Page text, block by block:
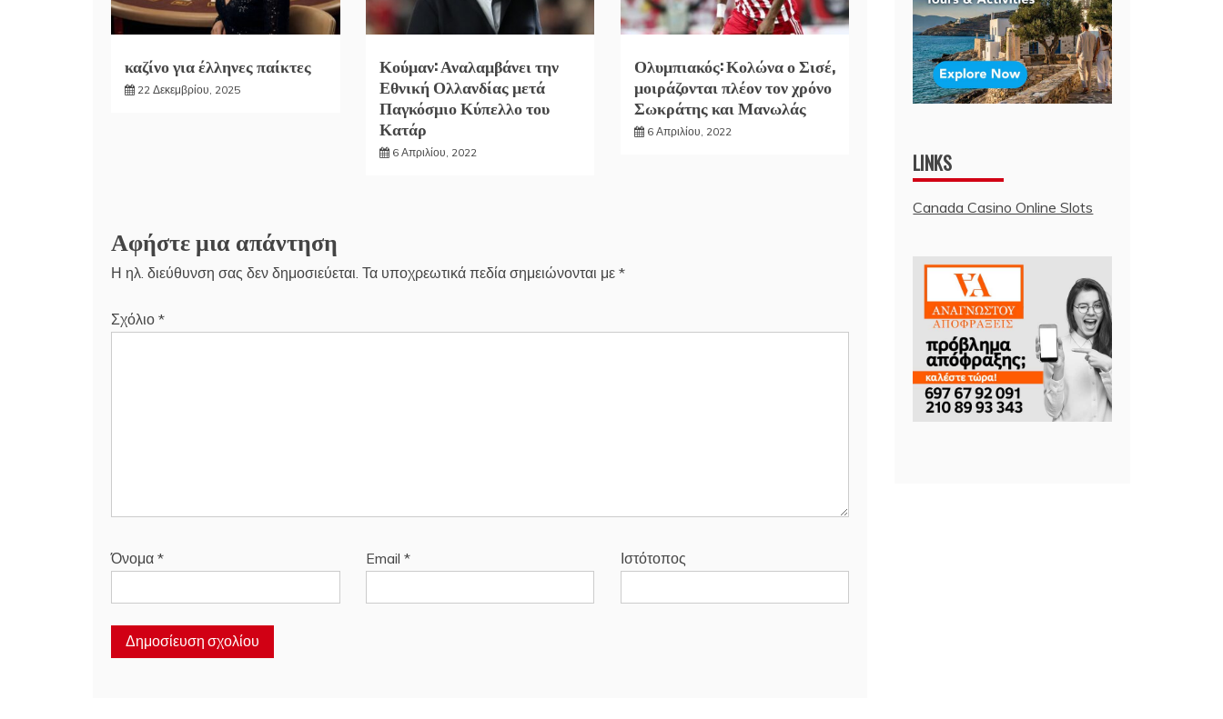
καζίνο για έλληνες παίκτες
22 Δεκεμβρίου, 2025
Κούμαν: Αναλαμβάνει την
Εθνική Ολλανδίας μετά
Παγκόσμιο Κύπελλο του
Κατάρ
6 Απριλίου, 2022
Ολυμπιακός: Κολώνα ο Σισέ,
μοιράζονται πλέον τον χρόνο
Σωκράτης και Μανωλάς
6 Απριλίου, 2022
Αφήστε μια απάντηση
Η ηλ. διεύθυνση σας δεν δημοσιεύεται. Τα υποχρεωτικά πεδία σημειώνονται με *
Σχόλιο *
Όνομα * Email * Ιστότοπος
LINKS
Canada Casino Online Slots